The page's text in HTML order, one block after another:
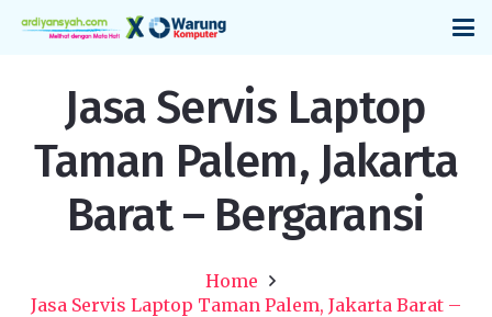
Jasa Servis Laptop
Taman Palem, Jakarta
Barat – Bergaransi
Home
Jasa Servis Laptop Taman Palem, Jakarta Barat –